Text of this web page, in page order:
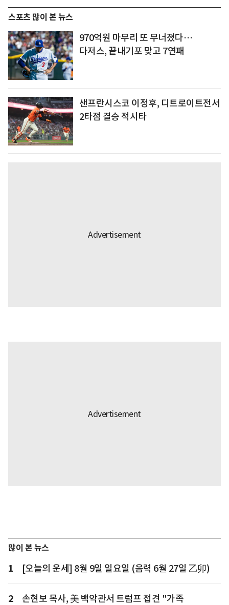
스포츠 많이 본 뉴스
970억원 마무리 또 무너졌다…
다저스, 끝내기포 맞고 7연패
샌프란시스코 이정후, 디트로이트전서
2타점 결승 적시타
많이 본 뉴스
1 [오늘의 운세] 8월 9일 일요일 (음력 6월 27일 乙卯)
2
손현보 목사, 美 백악관서 트럼프 접견 "가족